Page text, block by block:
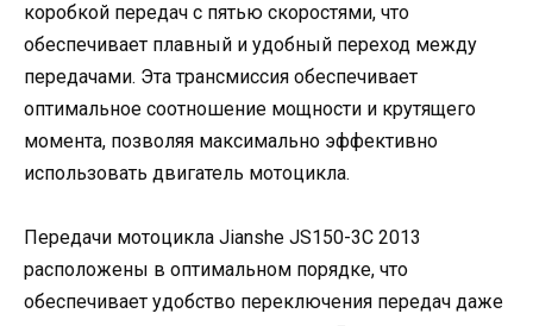
коробкой передач с пятью скоростями, что
обеспечивает плавный и удобный переход между
передачами. Эта трансмиссия обеспечивает
оптимальное соотношение мощности и крутящего
момента, позволяя максимально эффективно
использовать двигатель мотоцикла.
Передачи мотоцикла Jianshe JS150-3C 2013
расположены в оптимальном порядке, что
обеспечивает удобство переключения передач даже